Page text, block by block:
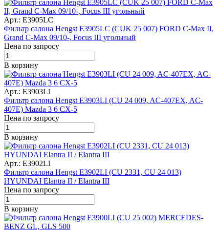
Арт.: E3905LC
Фильтр салона Hengst E3905LC (CUK 25 007) FORD C-Max II,
Grand C-Max 09/10-, Focus III угольный
Цена по запросу
В корзину
Арт.: E3903LI
Фильтр салона Hengst E3903LI (CU 24 009, AC-407EX, AC-
407E) Mazda 3 6 CX-5
Цена по запросу
В корзину
Арт.: E3902LI
Фильтр салона Hengst E3902LI (CU 2331, CU 24 013)
HYUNDAI Elantra II / Elantra III
Цена по запросу
В корзину